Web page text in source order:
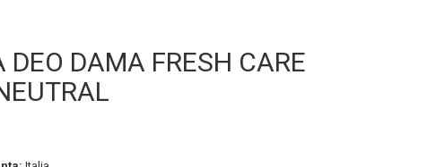
DEO DAMA FRESH CARE